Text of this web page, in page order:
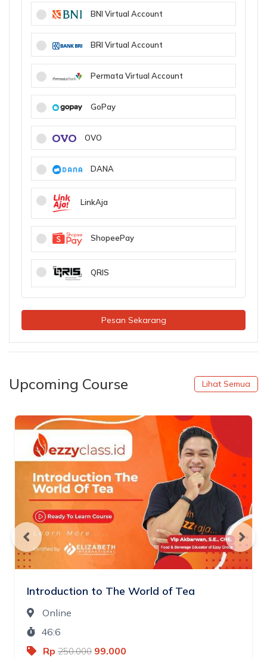
BNI Virtual Account
BRI Virtual Account
Permata Virtual Account
GoPay
OVO
DANA
LinkAja
ShopeePay
QRIS
Pesan Sekarang
Upcoming Course Lihat Semua
Introduction to The World of Tea
Online
46:6
Rp 250.000 99.000